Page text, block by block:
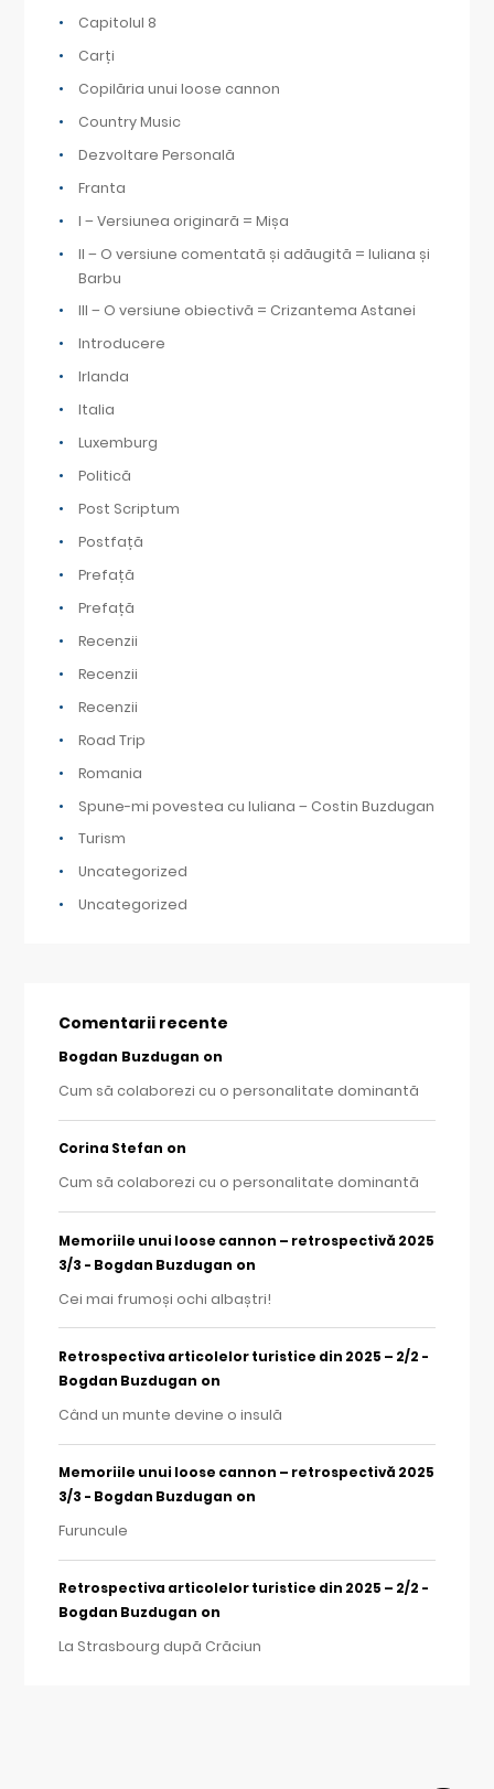
Capitolul 8
Carți
Copilăria unui loose cannon
Country Music
Dezvoltare Personală
Franta
I – Versiunea originară = Mișa
II – O versiune comentată și adăugită = Iuliana și
Barbu
III – O versiune obiectivă = Crizantema Astanei
Introducere
Irlanda
Italia
Luxemburg
Politică
Post Scriptum
Postfață
Prefață
Prefață
Recenzii
Recenzii
Recenzii
Road Trip
Romania
Spune-mi povestea cu Iuliana – Costin Buzdugan
Turism
Uncategorized
Uncategorized
Comentarii recente
Bogdan Buzdugan on
Cum să colaborezi cu o personalitate dominantă
Corina Stefan on
Cum să colaborezi cu o personalitate dominantă
Memoriile unui loose cannon – retrospectivă 2025
3/3 - Bogdan Buzdugan on
Cei mai frumoși ochi albaștri!
Retrospectiva articolelor turistice din 2025 – 2/2 -
Bogdan Buzdugan on
Când un munte devine o insulă
Memoriile unui loose cannon – retrospectivă 2025
3/3 - Bogdan Buzdugan on
Furuncule
Retrospectiva articolelor turistice din 2025 – 2/2 -
Bogdan Buzdugan on
La Strasbourg după Crăciun